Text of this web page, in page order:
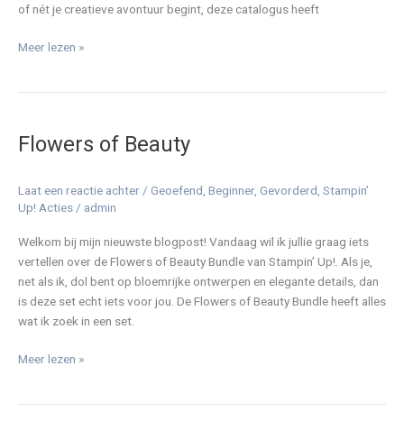
of nét je creatieve avontuur begint, deze catalogus heeft
Meer lezen »
Flowers of Beauty
Laat een reactie achter/ Geoefend, Beginner, Gevorderd, Stampin’
Up! Acties/ admin
Welkom bij mijn nieuwste blogpost! Vandaag wil ik jullie graag iets
vertellen over de Flowers of Beauty Bundle van Stampin’ Up!. Als je,
net als ik, dol bent op bloemrijke ontwerpen en elegante details, dan
is deze set echt iets voor jou. De Flowers of Beauty Bundle heeft alles
wat ik zoek in een set.
Beauty
Meer lezen »